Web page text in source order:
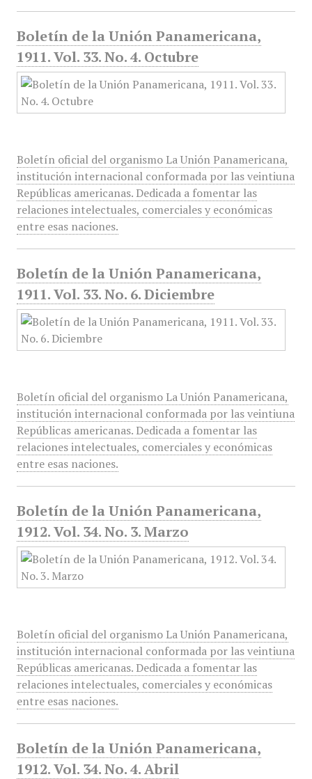
Boletín de la Unión Panamericana,
1911. Vol. 33. No. 4. Octubre
Boletín oficial del organismo La Unión Panamericana,
institución internacional conformada por las veintiuna
Repúblicas americanas. Dedicada a fomentar las
relaciones intelectuales, comerciales y económicas
entre esas naciones.
Boletín de la Unión Panamericana,
1911. Vol. 33. No. 6. Diciembre
Boletín oficial del organismo La Unión Panamericana,
institución internacional conformada por las veintiuna
Repúblicas americanas. Dedicada a fomentar las
relaciones intelectuales, comerciales y económicas
entre esas naciones.
Boletín de la Unión Panamericana,
1912. Vol. 34. No. 3. Marzo
Boletín oficial del organismo La Unión Panamericana,
institución internacional conformada por las veintiuna
Repúblicas americanas. Dedicada a fomentar las
relaciones intelectuales, comerciales y económicas
entre esas naciones.
Boletín de la Unión Panamericana,
1912. Vol. 34. No. 4. Abril